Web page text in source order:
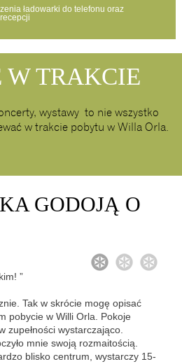
ładowarki do telefonu oraz
W TRAKCIE
wystawy to nie wszystko
w trakcie pobytu w Willa Orla.
GODOJĄ O
”
Tak w skrócie mogę opisać
pobycie w Willi Orla. Pokoje
zupełności wystarczająco.
mnie swoją rozmaitością.
blisko centrum, wystarczy 15-
1 2 3